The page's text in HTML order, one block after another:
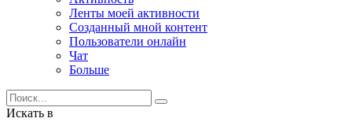
Ленты моей активности
Созданный мной контент
Пользователи онлайн
Чат
Больше
Искать в